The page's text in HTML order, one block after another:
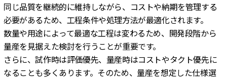
同じ品質を継続的に維持しながら、コストや納期を管理する
必要があるため、工程条件や処理方法が最適化されます。
数量や用途によって最適な工程は変わるため、開発段階から
量産を見据えた検討を行うことが重要です。
さらに、試作時は評価優先、量産時はコストやタクト優先に
なることも多くあります。そのため、量産を想定した仕様選